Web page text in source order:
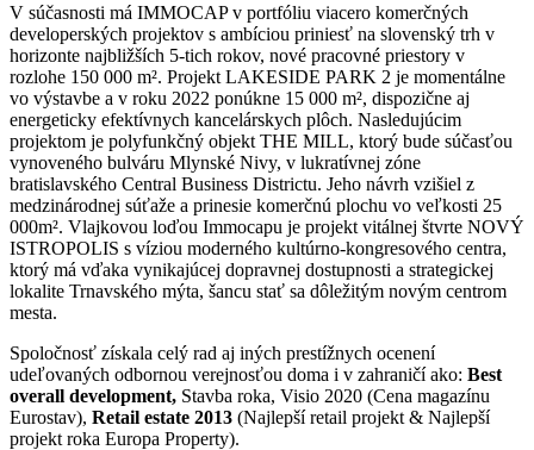
V súčasnosti má IMMOCAP v portfóliu viacero komerčných
developerských projektov s ambíciou priniesť na slovenský trh v
horizonte najbližších 5-tich rokov, nové pracovné priestory v
rozlohe 150 000 m². Projekt LAKESIDE PARK 2 je momentálne
vo výstavbe a v roku 2022 ponúkne 15 000 m², dispozične aj
energeticky efektívnych kancelárskych plôch. Nasledujúcim
projektom je polyfunkčný objekt THE MILL, ktorý bude súčasťou
vynoveného bulváru Mlynské Nivy, v lukratívnej zóne
bratislavského Central Business Districtu. Jeho návrh vzišiel z
medzinárodnej súťaže a prinesie komerčnú plochu vo veľkosti 25
000m². Vlajkovou loďou Immocapu je projekt vitálnej štvrte NOVÝ
ISTROPOLIS s víziou moderného kultúrno-kongresového centra,
ktorý má vďaka vynikajúcej dopravnej dostupnosti a strategickej
lokalite Trnavského mýta, šancu stať sa dôležitým novým centrom
mesta.
Spoločnosť získala celý rad aj iných prestížnych ocenení
udeľovaných odbornou verejnosťou doma i v zahraničí ako: Best
overall development, Stavba roka, Visio 2020 (Cena magazínu
Eurostav), Retail estate 2013 (Najlepší retail projekt & Najlepší
projekt roka Europa Property).